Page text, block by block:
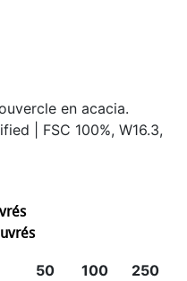
en acacia.
| FSC 100%, W16.3,
50 100 250